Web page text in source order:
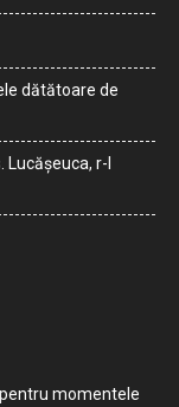
dătătoare de
Lucășeuca, r-l
momentele